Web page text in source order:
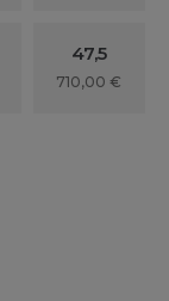
47,5
710,00 €